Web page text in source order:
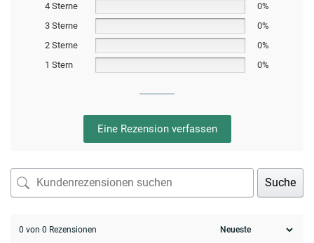
4 Sterne
0%
3 Sterne
0%
2 Sterne
0%
1 Stern
0%
Eine Rezension verfassen
Suche
0 von 0 Rezensionen